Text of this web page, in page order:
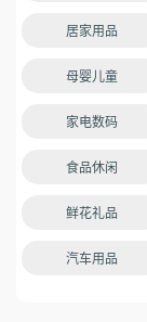
居家用品
母婴儿童
家电数码
食品休闲
鲜花礼品
汽车用品